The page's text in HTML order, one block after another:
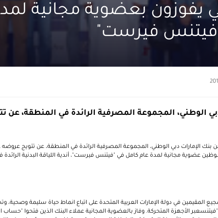
يفوزون بعضوية مجانية
فيرست"
الوطني، المجموعة المصرفية الرائدة في المنطقة، عن
بنك الإمارات دبي الوطني، المجموعة المصرفية الرائدة في المنطقة، عن تتويج
المحظوظين عضوية مجانية لمدة عام كامل في "فيتنس فيرست"، أندية اللياقة البدنية الرائدة
المقيمين في دولة الإمارات العربية المتحدة على اتباع انماط حياة سليمة
الأجهزة المتحركة. وفاز بالعضوية المجانية عملاء البنك الذين فتحوا "حساب